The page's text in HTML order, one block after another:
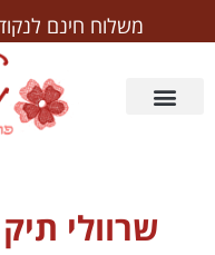
משלוח חינם
שרוולי